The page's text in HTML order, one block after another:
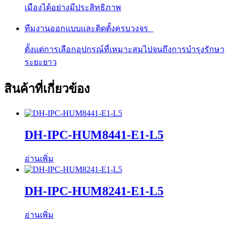
เมืองได้อย่างมีประสิทธิภาพ
ทีมงานออกแบบและติดตั้งครบวงจร
ตั้งแต่การเลือกอุปกรณ์ที่เหมาะสมไปจนถึงการบำรุงรักษา
ระยะยาว
สินค้าที่เกี่ยวข้อง
DH-IPC-HUM8441-E1-L5
อ่านเพิ่ม
DH-IPC-HUM8241-E1-L5
อ่านเพิ่ม